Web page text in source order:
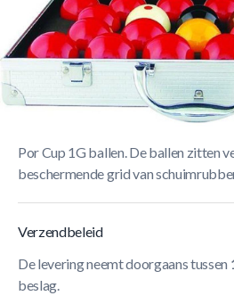
Korte Beschrijving
Speel je graag op een beetje niveau
eigen snookerballen mee te nemen.
deze trend met deze prachtige
Por Cup 1G ballen. De ballen zitten
beschermende grid van
Verzendbeleid
De levering neemt doorgaans tussen
beslag.